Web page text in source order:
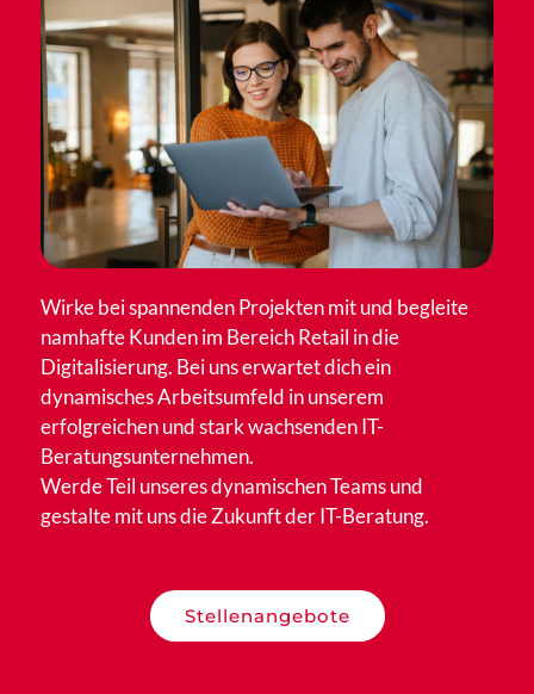
Wirke bei spannenden Projekten mit und begleite
namhafte Kunden im Bereich Retail in die
Digitalisierung. Bei uns erwartet dich ein
dynamisches Arbeitsumfeld in unserem
erfolgreichen und stark wachsenden IT-
Beratungsunternehmen.
Werde Teil unseres dynamischen Teams und
gestalte mit uns die Zukunft der IT-Beratung.
Stellenangebote